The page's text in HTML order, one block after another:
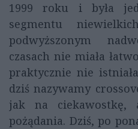
1999 roku i była
segmentu
podwyższonym
czasach nie miała
praktycznie nie
dziś nazywamy
jak na
pożądania. Dziś, po